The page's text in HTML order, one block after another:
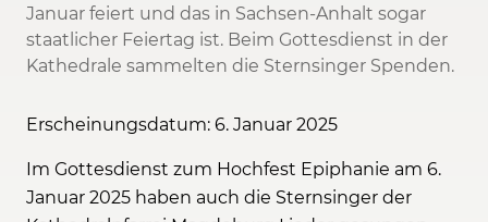
Januar feiert und das in Sachsen-Anhalt sogar
staatlicher Feiertag ist. Beim Gottesdienst in der
Kathedrale sammelten die Sternsinger Spenden.
Erscheinungsdatum: 6. Januar 2025
Im Gottesdienst zum Hochfest Epiphanie am 6.
Januar 2025 haben auch die Sternsinger der